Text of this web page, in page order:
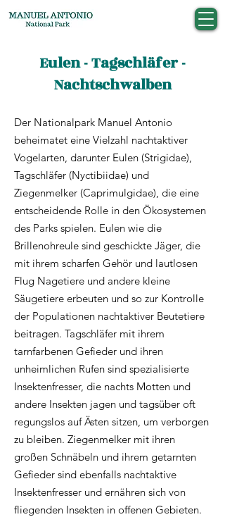
Eulen - Tagschläfer -
Nachtschwalben
Der Nationalpark Manuel Antonio
beheimatet eine Vielzahl nachtaktiver
Vogelarten, darunter Eulen (Strigidae),
Tagschläfer (Nyctibiidae) und
Ziegenmelker (Caprimulgidae), die eine
entscheidende Rolle in den Ökosystemen
des Parks spielen. Eulen wie die
Brillenohreule sind geschickte Jäger, die
mit ihrem scharfen Gehör und lautlosen
Flug Nagetiere und andere kleine
Säugetiere erbeuten und so zur Kontrolle
der Populationen nachtaktiver Beutetiere
beitragen. Tagschläfer mit ihrem
tarnfarbenen Gefieder und ihren
unheimlichen Rufen sind spezialisierte
Insektenfresser, die nachts Motten und
andere Insekten jagen und tagsüber oft
regungslos auf Ästen sitzen, um verborgen
zu bleiben. Ziegenmelker mit ihren
großen Schnäbeln und ihrem getarnten
Gefieder sind ebenfalls nachtaktive
Insektenfresser und ernähren sich von
fliegenden Insekten in offenen Gebieten.